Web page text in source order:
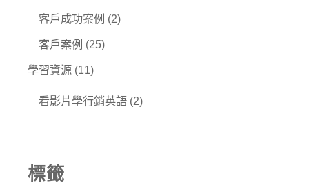
客戶成功案例 (2)
客戶案例 (25)
學習資源 (11)
看影片學行銷英語 (2)
標籤